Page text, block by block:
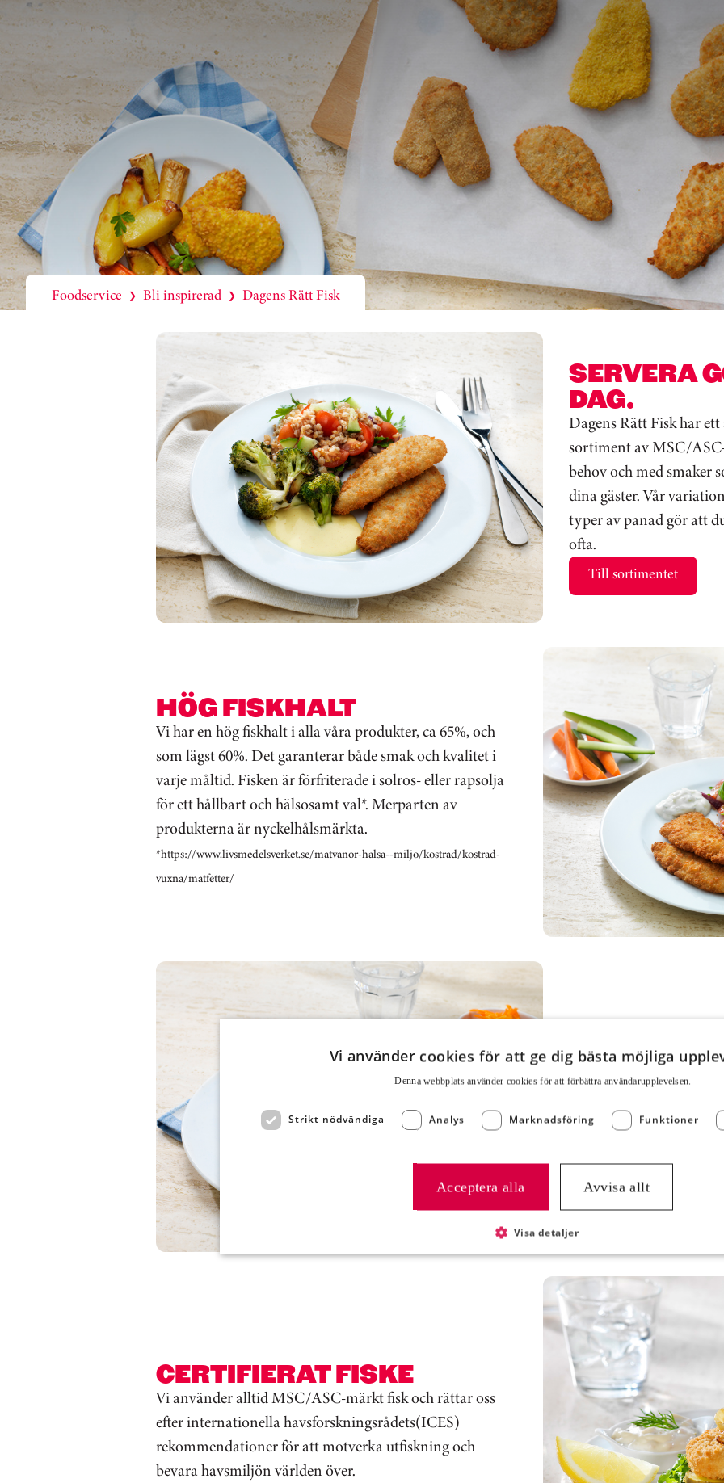
Foodservice ❯ Bli inspirerad ❯ Dagens Rätt Fisk
SERVERA
DAG.
Dagens Rätt Fisk har
sortiment av MSC/
behov och med smaker
dina gäster. Vår
typer av panad gör att
ofta.
Till sortimentet
HÖG FISKHALT
Vi har en hög fiskhalt i alla våra produkter, ca 65%, och
som lägst 60%. Det garanterar både smak och kvalitet i
varje måltid. Fisken är förfriterade i solros- eller rapsolja
för ett hållbart och hälsosamt val*. Merparten av
produkterna är nyckelhålsmärkta.
*https://www.livsmedelsverket.se/matvanor-halsa--miljo/kostrad/kostrad-
vuxna/matfetter/
Panaden är god,
att lyckas med, vilket
gäster. Vi har ett brett
produkter fria från
perfekt för att passa just
CERTIFIERAT FISKE
Vi använder alltid MSC/ASC-märkt fisk och rättar oss
efter internationella havsforskningsrådets(ICES)
rekommendationer för att motverka utfiskning och
bevara havsmiljön världen över.
Vi använder cookies för att ge dig bästa möjliga
Denna webbplats använder cookies för att för­bättra användar­upplevelsen.
Strikt nödvändiga Analys Marknadsföring Funktioner
Acceptera alla Avvisa allt
Visa detaljer